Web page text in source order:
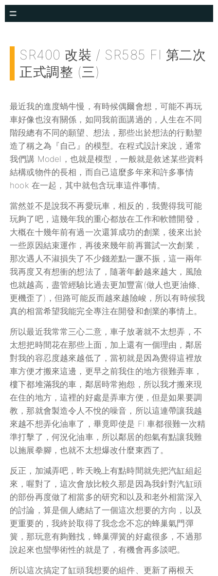
SR400 改裝 / SR585 FI 第二次
正式調整 (三)
最近我的進度蝸牛慢，有時候偶爾會想，可能不再玩
車好像也沒有關係，如同我前面講過的，人生在不同
階段總有不同的願望、想法，那些出於想法的行動塑
造了稱之為『自己』的模型。在程式設計來說，通常
我們講 Model，也就是模型，一般就是敘述某些資料
結構或物件的長相，而自己這麼多年來和許多事情
hook 在一起，其中就包含玩車這件事情。
當然並不是說我不再愛玩車，相反的，我覺得我可能
玩夠了吧，這幾年我的重心都放在工作和軟體開發，
大概在十幾年前有過一次還算成功的創業，後來出於
一些原因結束運作，再後來幾年前再嘗試一次創業，
那次遇人不淑損失了不少錢差點一蹶不振，這一兩年
我再度又有想衝的想法了，隨著年齡越來越大，風險
也就越高，盡管經驗比過去更加豐富(做人也更油條、
更機歪了)，但路可能反而越來越險峻，所以有時候我
真的相當希望我能完全專注在開發和創業的事情上。
所以最近我常常三心二意，車子放著就不太想弄，不
太想把時間花在那些上面，加上還有一個理由，鄰居
對我的容忍度越來越低了，當初就是因為覺得這裡放
車方便才搬來這邊，更早之前我住的地方很難弄車，
樓下都堆滿我的車，鄰居時常抱怨，所以我才搬來現
在住的地方，這裡的好處是弄車方便，但是如果要調
教，那就會製造令人不悅的噪音，所以這連帶讓我越
來越不想弄化油車了，畢竟即使是 FI 車都很難一次精
準打擊了，何況化油車，所以鄰居的怨氣有點讓我難
以施展拳腳，也就不太想爆改什麼東西了。
反正，加減弄吧，昨天晚上有點時間就先把汽缸組起
來，喔對了，這次會放比較久那是因為我針對汽缸頭
的部份再度做了相當多的研究和以及和老外相當深入
的討論，算是個人總結了一個這次想要的方向，以及
更重要的，我終於取得了我念念不忘的蜂巢氣門彈
簧，那玩意有夠難找，蜂巢彈簧的好處很多，不過那
說起來也蠻學術性的就是了，有機會再多談吧。
所以這次搞定了缸頭我想要的組件、更新了兩根天